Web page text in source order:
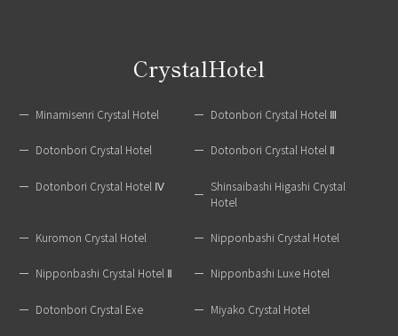
CrystalHotel
Minamisenri Crystal Hotel Dotonbori Crystal Hotel Ⅲ
Dotonbori Crystal Hotel Dotonbori Crystal Hotel Ⅱ
Dotonbori Crystal Hotel Ⅳ
Shinsaibashi Higashi Crystal
Hotel
Kuromon Crystal Hotel Nipponbashi Crystal Hotel
Nipponbashi Crystal Hotel Ⅱ Nipponbashi Luxe Hotel
Dotonbori Crystal Exe Miyako Crystal Hotel